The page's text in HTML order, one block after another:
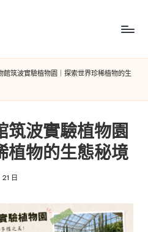
館筑波實驗植物園｜探索世界珍稀植物的生
筑波實驗植物園
植物的生態秘境
日